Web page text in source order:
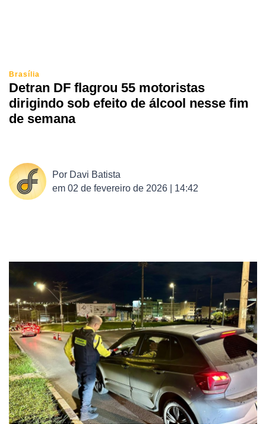
Brasília
Detran DF flagrou 55 motoristas
dirigindo sob efeito de álcool nesse fim
de semana
Por Davi Batista
em 02 de fevereiro de 2026 | 14:42